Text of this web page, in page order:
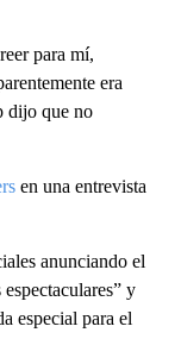
para mí,
era
dijo que no
en una entrevista
anunciando el
y
especial para el